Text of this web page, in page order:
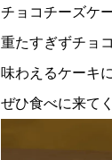
チョコチーズケ
重たすぎずチョ
味わえるケーキ
ぜひ食べに来て